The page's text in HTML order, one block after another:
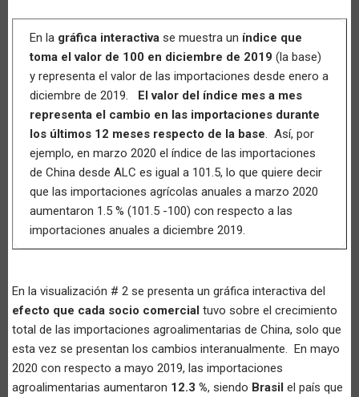
En la gráfica interactiva se muestra un índice que
toma el valor de 100 en diciembre de 2019 (la base)
y representa el valor de las importaciones desde enero a
diciembre de 2019. El valor del índice mes a mes
representa el cambio en las importaciones durante
los últimos 12 meses respecto de la base. Así, por
ejemplo, en marzo 2020 el índice de las importaciones
de China desde ALC es igual a 101.5, lo que quiere decir
que las importaciones agrícolas anuales a marzo 2020
aumentaron 1.5 % (101.5 -100) con respecto a las
importaciones anuales a diciembre 2019.
En la visualización # 2 se presenta un gráfica interactiva del
efecto que cada socio comercial tuvo sobre el crecimiento
total de las importaciones agroalimentarias de China, solo que
esta vez se presentan los cambios interanualmente. En mayo
2020 con respecto a mayo 2019, las importaciones
agroalimentarias aumentaron 12.3 %, siendo Brasil el país que